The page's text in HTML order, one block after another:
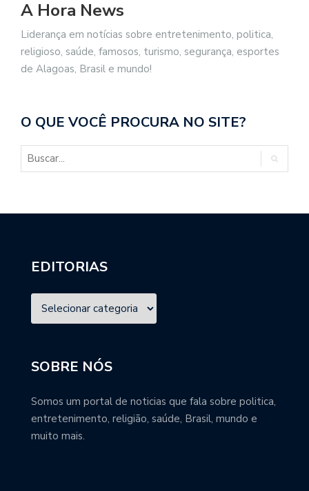
A Hora News
Liderança em notícias sobre entretenimento, politica,
religioso, saúde, famosos, turismo, segurança, esportes
de Alagoas, Brasil e mundo!
O QUE VOCÊ PROCURA NO SITE?
EDITORIAS
SOBRE NÓS
Somos um portal de noticias que fala sobre politica,
entretenimento, religião, saúde, Brasil, mundo e
muito mais.